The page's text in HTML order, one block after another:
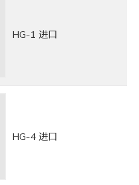
HG-1 进口
HG-4 进口